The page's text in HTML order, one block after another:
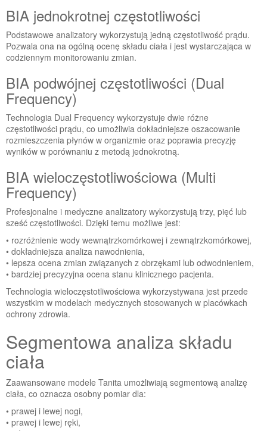
BIA jednokrotnej częstotliwości
Podstawowe analizatory wykorzystują jedną częstotliwość prądu.
Pozwala ona na ogólną ocenę składu ciała i jest wystarczająca w
codziennym monitorowaniu zmian.
BIA podwójnej częstotliwości (Dual
Frequency)
Technologia Dual Frequency wykorzystuje dwie różne
częstotliwości prądu, co umożliwia dokładniejsze oszacowanie
rozmieszczenia płynów w organizmie oraz poprawia precyzję
wyników w porównaniu z metodą jednokrotną.
BIA wieloczęstotliwościowa (Multi
Frequency)
Profesjonalne i medyczne analizatory wykorzystują trzy, pięć lub
sześć częstotliwości. Dzięki temu możliwe jest:
• rozróżnienie wody wewnątrzkomórkowej i zewnątrzkomórkowej,
• dokładniejsza analiza nawodnienia,
• lepsza ocena zmian związanych z obrzękami lub odwodnieniem,
• bardziej precyzyjna ocena stanu klinicznego pacjenta.
Technologia wieloczęstotliwościowa wykorzystywana jest przede
wszystkim w modelach medycznych stosowanych w placówkach
ochrony zdrowia.
Segmentowa analiza składu
ciała
Zaawansowane modele Tanita umożliwiają segmentową analizę
ciała, co oznacza osobny pomiar dla:
• prawej i lewej nogi,
• prawej i lewej ręki,